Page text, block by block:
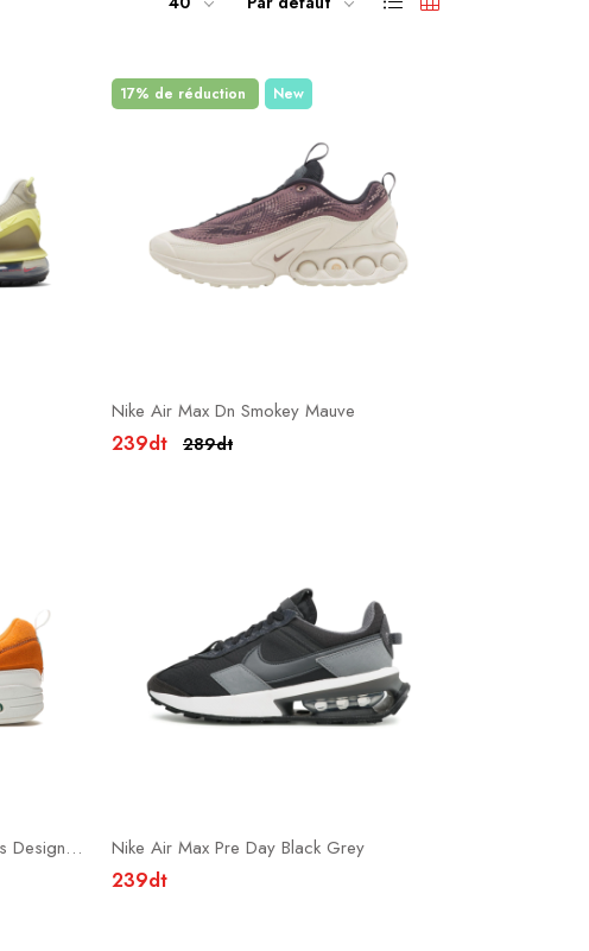
17% de réduction New
Nike Air Max Dn Smokey Mauve
239dt 289dt
Nike Air Max 1 x Serena Williams Design Crew Nike Air Max Pre Day Black Grey
239dt